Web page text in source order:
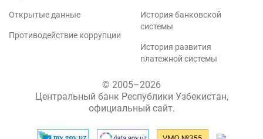
Открытые данные
Противодействие коррупции
История банковской
системы
История развития
платежной системы
© 2005–2026
Центральный банк Республики Узбекистан,
официальный сайт.